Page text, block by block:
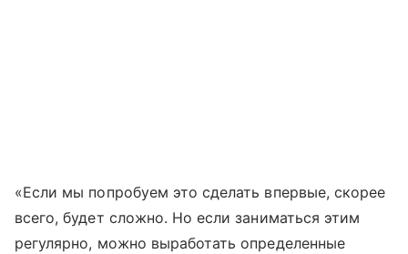
«Если мы попробуем это сделать впервые, скорее
всего, будет сложно. Но если заниматься этим
регулярно, можно выработать определенные